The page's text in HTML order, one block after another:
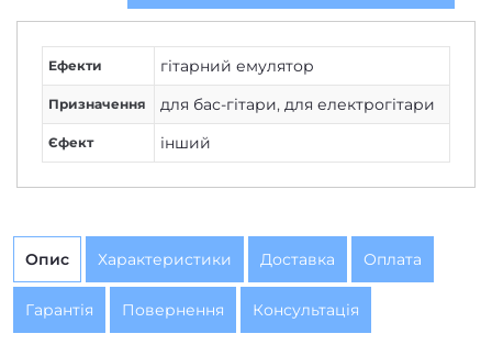
гітарний емулятор
Призначення для бас-гітари,для електрогітари
Єфект інший
Гарантія Повернення Консультація
Гітарна педаль Electro-